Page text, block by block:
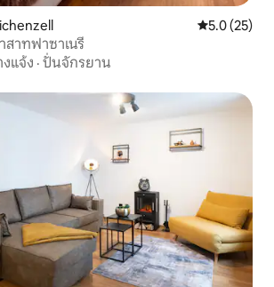
คะแนนเฉลี่ย
5.0 (25)
าทฟาซาเนรี
แจ้ง · ปั่นจักรยาน